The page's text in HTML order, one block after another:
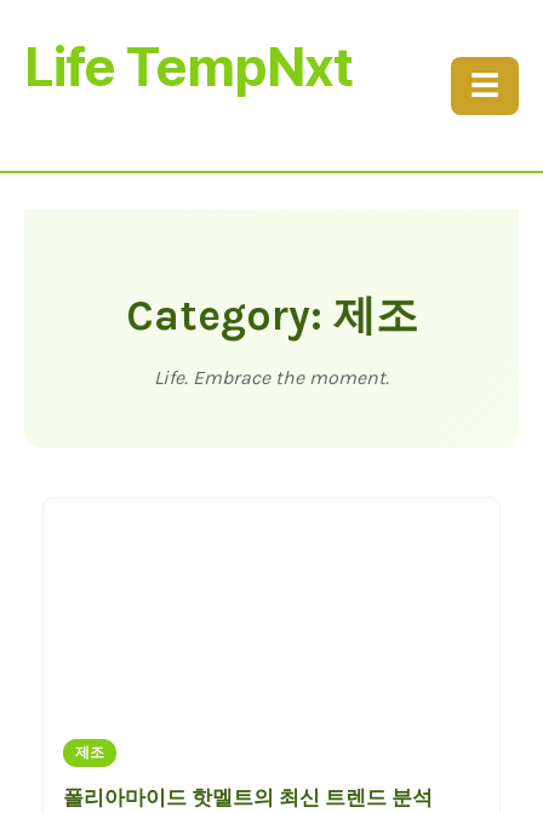
Life TempNxt ☰
Category: 제조
Life. Embrace the moment.
제조
폴리아마이드 핫멜트의 최신 트렌드 분석